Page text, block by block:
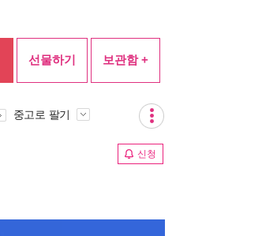
선물하기 보관함 +
중고로 팔기
신청